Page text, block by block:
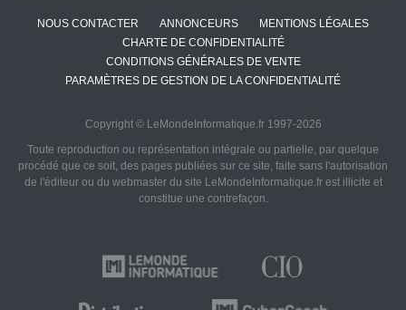
NOUS CONTACTER ANNONCEURS
MENTIONS LÉGALES
CHARTE DE CONFIDENTIALITÉ
CONDITIONS GÉNÉRALES DE VENTE
PARAMÈTRES DE GESTION DE LA CONFIDENTIALITÉ
Copyright © LeMondeInformatique.fr 1997-2026
Toute reproduction ou représentation intégrale ou partielle, par quelque
procédé que ce soit, des pages publiées sur ce site, faite sans l'autorisation
de l'éditeur ou du webmaster du site LeMondeInformatique.fr est illicite et
constitue une contrefaçon.